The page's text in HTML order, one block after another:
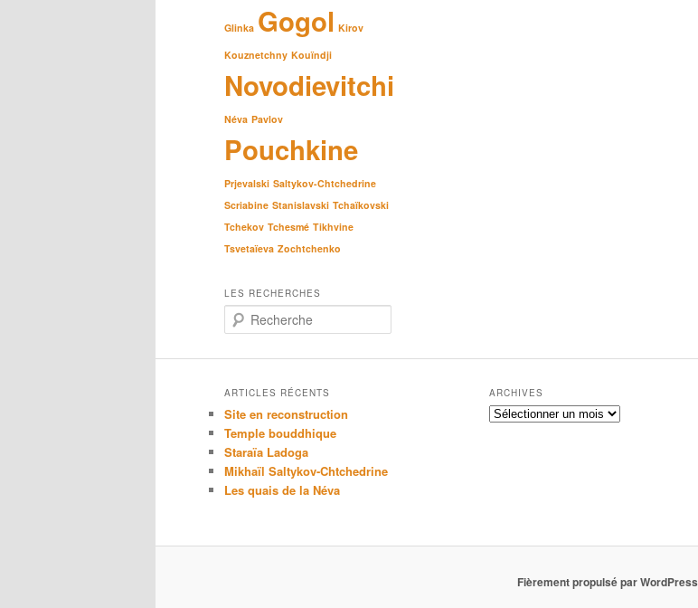
Glinka Gogol Kirov
Kouznetchny Kouïndji
Novodievitchi
Néva Pavlov
Pouchkine
Prjevalski Saltykov-Chtchedrine
Scriabine Stanislavski Tchaïkovski
Tchekov Tchesmé Tikhvine
Tsvetaïeva Zochtchenko
LES RECHERCHES
e
r
c
h
e
ARTICLES RÉCENTS
Site en reconstruction
Temple bouddhique
Staraïa Ladoga
Mikhaïl Saltykov-Chtchedrine
Les quais de la Néva
ARCHIVES
Archives
Fièrement propulsé par WordPress